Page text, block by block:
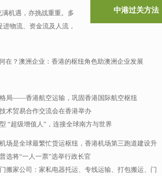
机遇，亦挑战重重。多
物流、资金流及人流，
中港过关方法
在？澳洲企业：香港的枢纽角色助澳洲企业发展
局——香港航空运输，巩固香港国际航空枢纽
术贸易合作交流会在香港举办
“超级增值人”，连接全球南方与世界
场是全球最繁忙货运枢纽，香港机场第三跑道建设升
选将“一人一票”选举行政长官
搬家公司：家私电器托运、专线运输、打包搬运、门